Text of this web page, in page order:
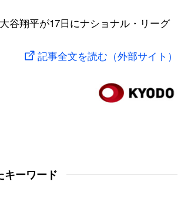
谷翔平が17日にナショナル・リーグ
記事全文を読む（外部サイト）
キーワード